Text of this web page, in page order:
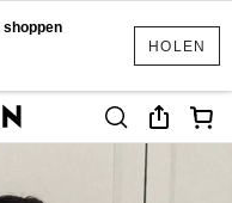
HOLEN
shoppen